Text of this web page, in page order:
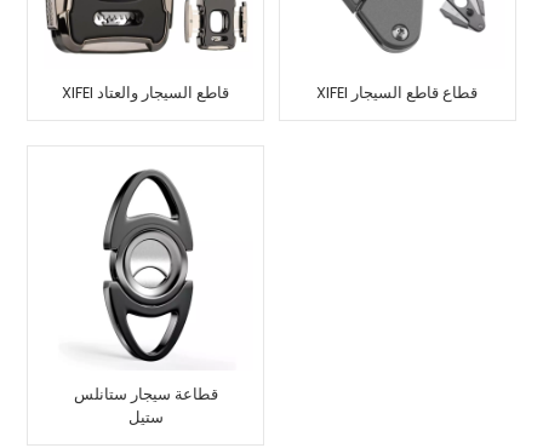
XIFEI قاطع السيجار والعتاد XIFEI قطاع قاطع السيجار
قطاعة سيجار ستانلس
ستيل